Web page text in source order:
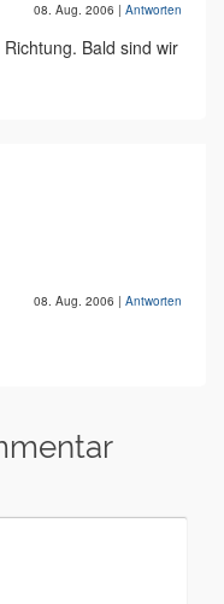
08. Aug. 2006 | Antworten
Bald sind wir
08. Aug. 2006 | Antworten